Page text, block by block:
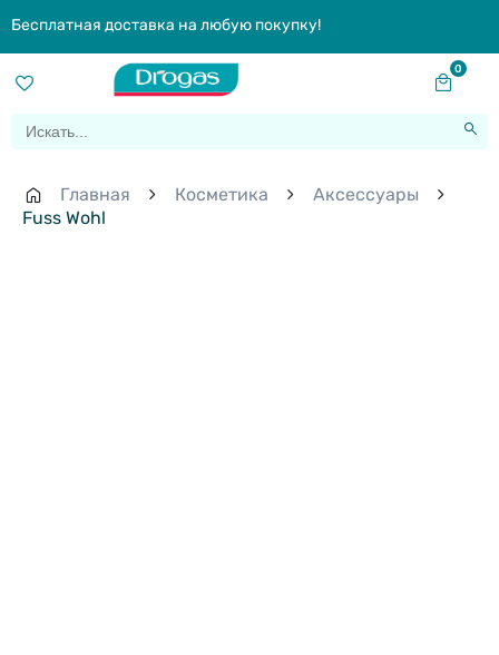
Бесплатная доставка на любую покупку!
0
Главная Косметика
Aксессуары
Fuss Wohl